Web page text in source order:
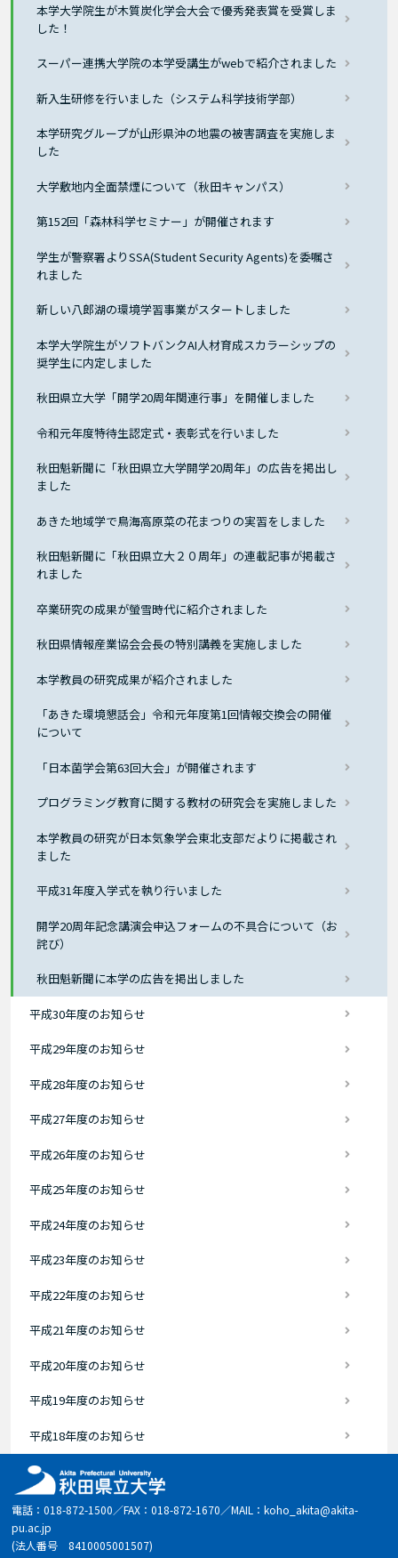
本学大学院生が木質炭化学会大会で優秀発表賞を受賞しま
した！
スーパー連携大学院の本学受講生がwebで紹介されました
新入生研修を行いました（システム科学技術学部）
本学研究グループが山形県沖の地震の被害調査を実施しま
した
大学敷地内全面禁煙について（秋田キャンパス）
第152回「森林科学セミナー」が開催されます
学生が警察署よりSSA(Student Security Agents)を委嘱さ
れました
新しい八郎湖の環境学習事業がスタートしました
本学大学院生がソフトバンクAI人材育成スカラーシップの
奨学生に内定しました
秋田県立大学「開学20周年関連行事」を開催しました
令和元年度特待生認定式・表彰式を行いました
秋田魁新聞に「秋田県立大学開学20周年」の広告を掲出し
ました
あきた地域学で鳥海高原菜の花まつりの実習をしました
秋田魁新聞に「秋田県立大２０周年」の連載記事が掲載さ
れました
卒業研究の成果が螢雪時代に紹介されました
秋田県情報産業協会会長の特別講義を実施しました
本学教員の研究成果が紹介されました
「あきた環境懇話会」令和元年度第1回情報交換会の開催
について
「日本菌学会第63回大会」が開催されます
プログラミング教育に関する教材の研究会を実施しました
本学教員の研究が日本気象学会東北支部だよりに掲載され
ました
平成31年度入学式を執り行いました
開学20周年記念講演会申込フォームの不具合について（お
詫び）
秋田魁新聞に本学の広告を掲出しました
平成30年度のお知らせ
平成29年度のお知らせ
平成28年度のお知らせ
平成27年度のお知らせ
平成26年度のお知らせ
平成25年度のお知らせ
平成24年度のお知らせ
平成23年度のお知らせ
平成22年度のお知らせ
平成21年度のお知らせ
平成20年度のお知らせ
平成19年度のお知らせ
平成18年度のお知らせ
電話：018-872-1500／FAX：018-872-1670／MAIL：koho_akita@akita-
pu.ac.jp
(法人番号 8410005001507)